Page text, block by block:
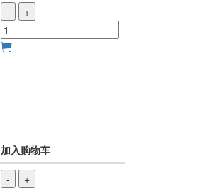
- +
加入购物车
- +